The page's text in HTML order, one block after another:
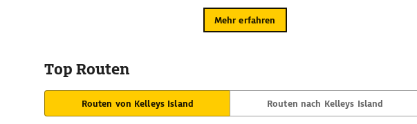
Mehr erfahren
Top Routen
Routen von Kelleys Island Routen nach Kelleys Island